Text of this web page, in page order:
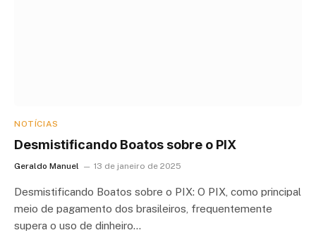
NOTÍCIAS
Desmistificando Boatos sobre o PIX
Geraldo Manuel 13 de janeiro de 2025
Desmistificando Boatos sobre o PIX: O PIX, como principal
meio de pagamento dos brasileiros, frequentemente
supera o uso de dinheiro…